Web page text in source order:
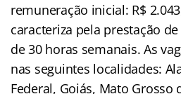
remuneração inicial: R$
caracteriza pela prestação
de 30 horas semanais. As
nas seguintes localidades:
Federal, Goiás, Mato Grosso